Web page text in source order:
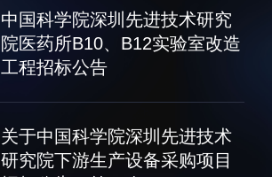
材料人工智能研究所
碳中和技术研究所
先进电子材料研究所
中国科学院深圳先进技术研究
院医药所B10、B12实验室改造
工程招标公告
关于中国科学院深圳先进技术
研究院下游生产设备采购项目